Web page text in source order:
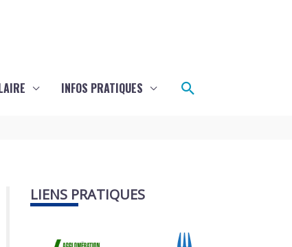
INFOS PRATIQUES Rechercher
LIENS PRATIQUES